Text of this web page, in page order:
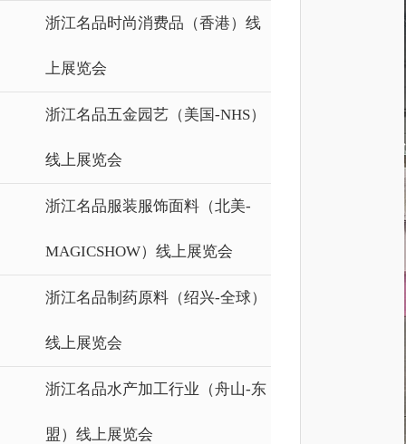
浙江名品时尚消费品（香港）线
上展览会
浙江名品五金园艺（美国-NHS）
线上展览会
浙江名品服装服饰面料（北美-
MAGICSHOW）线上展览会
浙江名品制药原料（绍兴-全球）
线上展览会
浙江名品水产加工行业（舟山-东
盟）线上展览会